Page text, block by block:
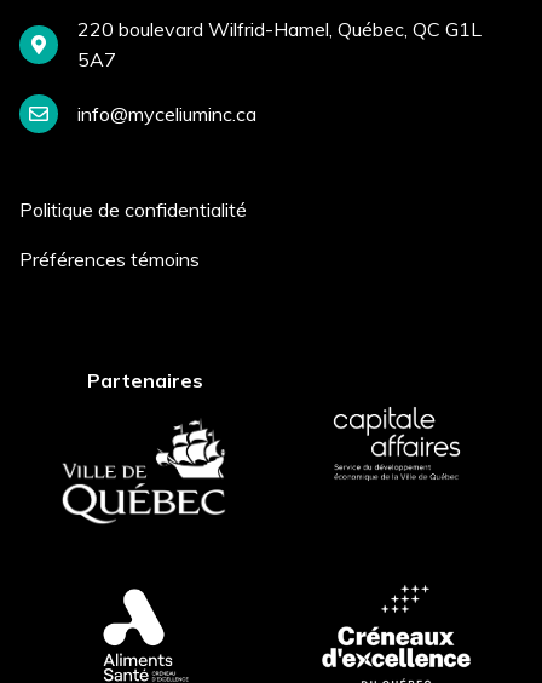
Courriel *
Site Internet
Description du projet *
Comment avez-vous entendu
Postuler
220 boulevard Wilfrid-Hamel, Québec, QC G1L
5A7
info@myceliuminc.ca
Politique de confidentialité
Préférences témoins
Partenaires